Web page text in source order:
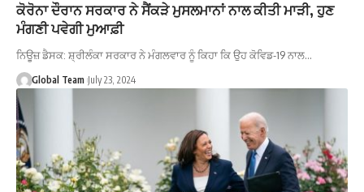
ਕੋਰੋਨਾ ਦੌਰਾਨ ਸਰਕਾਰ ਨੇ ਸੈਂਕੜੇ ਮੁਸਲਮਾਨਾਂ ਨਾਲ ਕੀਤੀ ਮਾੜੀ, ਹੁਣ
ਮੰਗਣੀ ਪਵੇਗੀ ਮੁਆਫ਼ੀ
ਨਿਊਜ਼ ਡੈਸਕ: ਸ਼੍ਰੀਲੰਕਾ ਸਰਕਾਰ ਨੇ ਮੰਗਲਵਾਰ ਨੂੰ ਕਿਹਾ ਕਿ ਉਹ ਕੋਵਿਡ-19 ਨਾਲ…
Global Team July 23, 2024